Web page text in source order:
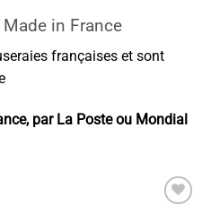
in France
françaises et sont
par La Poste ou Mondial